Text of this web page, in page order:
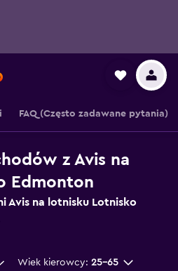
FAQ (Często zadawane pytania)
z Avis na
Edmonton
Avis na lotnisku Lotnisko
Wiek kierowcy: 25-65